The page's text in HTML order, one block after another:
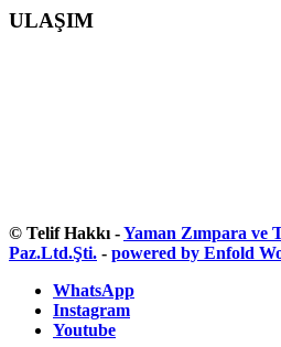
ULAŞIM
© Telif Hakkı -Yaman Zımpara ve
Paz.Ltd.Şti. - powered by Enfold
WhatsApp
Instagram
Youtube